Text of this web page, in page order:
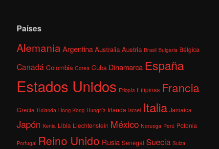
Países
AlemaniaArgentina Australia Austria Brasil Bulgaria Bélgica
Canadá Colombia Corea Cuba Dinamarca España
Estados Unidos Etiopía Filipinas Francia
Grecia Holanda Hong Kong Hungría Irlanda Israel Italia Jamaica
Japón Kenia Libia Liechtenstein México Noruega Perú Polonia
Portugal Reino Unido Rusia Senegal Suecia Suiza